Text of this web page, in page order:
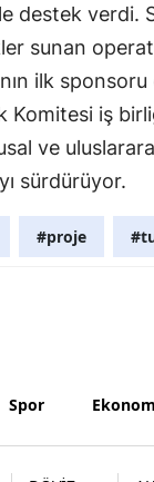
destek verdi.
sunan
ilk
Komitesi iş
ve
sürdürüyor.
#proje
Spor